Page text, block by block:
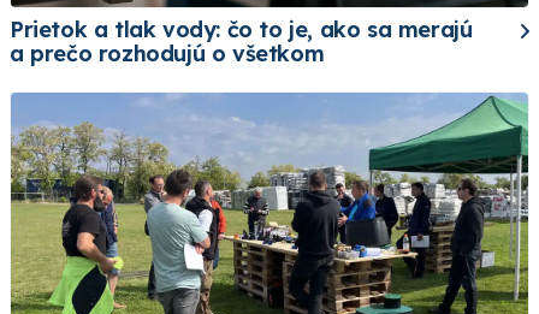
Prietok a tlak vody: čo to je, ako sa merajú
a prečo rozhodujú o všetkom